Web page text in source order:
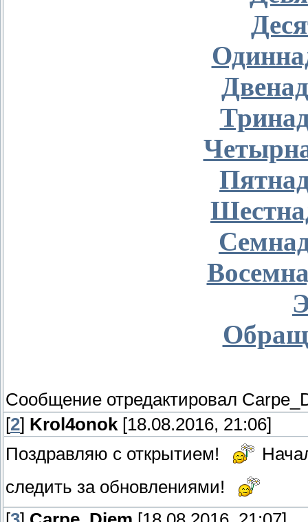
Сообщение отредактировал
[2] Krol4onok [18.08.2016, 21:06]
Поздравляю с открытием!
следить за обновлениями!